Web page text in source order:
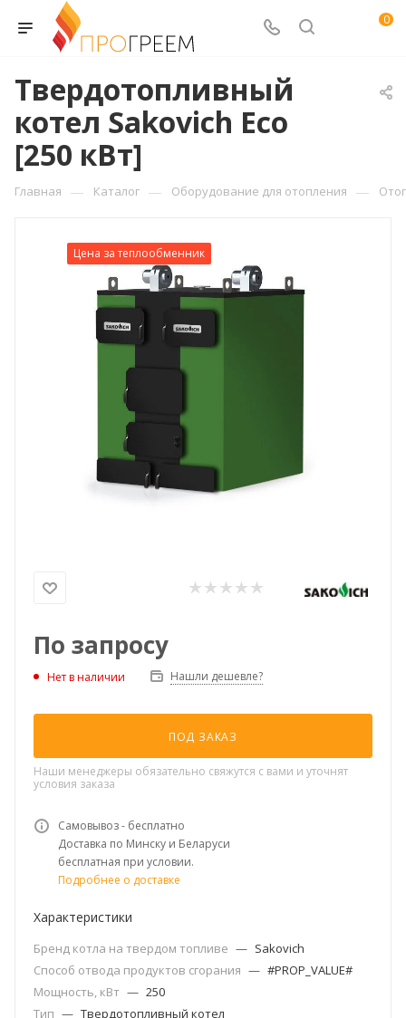
0
Твердотопливный
котел Sakovich Eco
[250 кВт]
Главная — Каталог — Оборудование для отопления —
Цена за теплообменник
По запросу
Нет в наличии Нашли дешевле?
ПОД ЗАКАЗ
Наши менеджеры обязательно свяжутся с вами и уточнят
условия заказа
Самовывоз - бесплатно
Доставка по Минску и Беларуси
бесплатная при условии.
Подробнее о доставке
Характеристики
Бренд котла на твердом топливе — Sakovich
Способ отвода продуктов сгорания — #PROP_VALUE#
Мощность, кВт — 250
Тип — Твердотопливный котел